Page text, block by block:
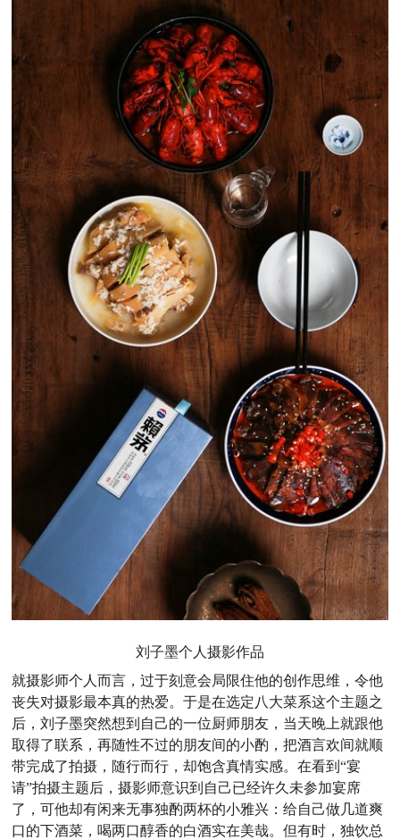
刘子墨个人摄影作品
就摄影师个人而言，过于刻意会局限住他的创作思维，令他
丧失对摄影最本真的热爱。于是在选定八大菜系这个主题之
后，刘子墨突然想到自己的一位厨师朋友，当天晚上就跟他
取得了联系，再随性不过的朋友间的小酌，把酒言欢间就顺
带完成了拍摄，随行而行，却饱含真情实感。在看到“宴
请”拍摄主题后，摄影师意识到自己已经许久未参加宴席
了，可他却有闲来无事独酌两杯的小雅兴 ：给自己做几道爽
口的下酒菜，喝两口醇香的白酒实在美哉。但有时，独饮总